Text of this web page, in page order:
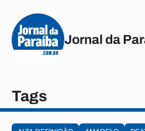
Jornal da
Tags